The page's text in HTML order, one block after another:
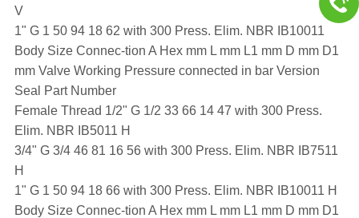
V
1" G 1 50 94 18 62 with 300 Press. Elim. NBR IB10011
Body Size Connec-tion A Hex mm L mm L1 mm D mm D1
mm Valve Working Pressure connected in bar Version
Seal Part Number
Female Thread 1/2" G 1/2 33 66 14 47 with 300 Press.
Elim. NBR IB5011 H
3/4" G 3/4 46 81 16 56 with 300 Press. Elim. NBR IB7511
H
1" G 1 50 94 18 66 with 300 Press. Elim. NBR IB10011 H
Body Size Connec-tion A Hex mm L mm L1 mm D mm D1